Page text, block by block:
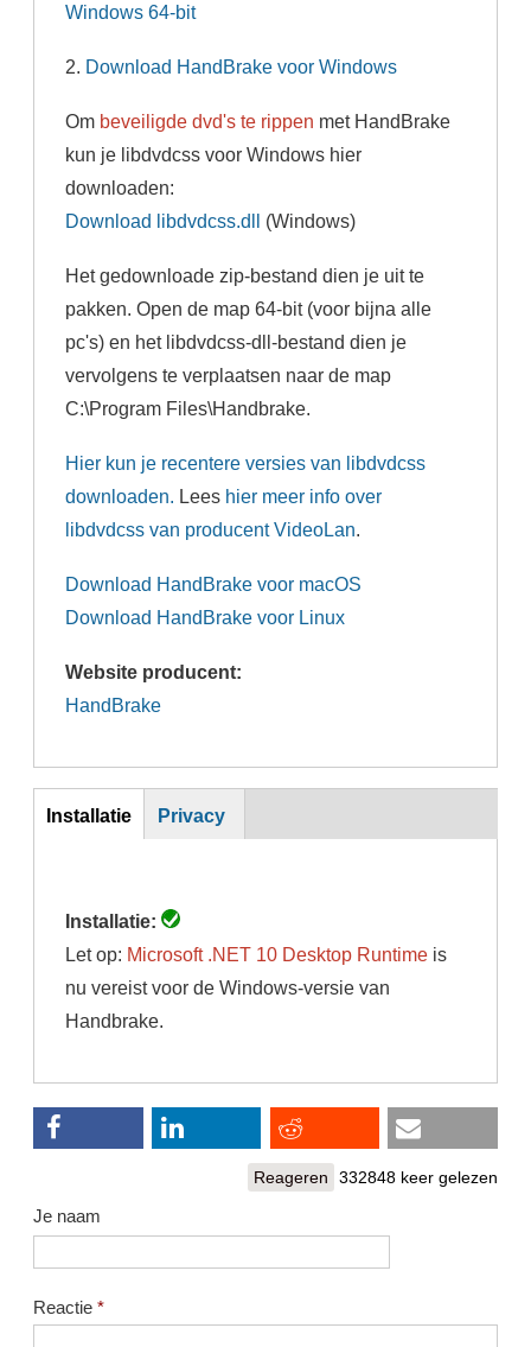
Windows 64-bit
2. Download HandBrake voor Windows
Om beveiligde dvd's te rippen met HandBrake
kun je libdvdcss voor Windows hier
downloaden:
Download libdvdcss.dll (Windows)
Het gedownloade zip-bestand dien je uit te
pakken. Open de map 64-bit (voor bijna alle
pc's) en het libdvdcss-dll-bestand dien je
vervolgens te verplaatsen naar de map
C:\Program Files\Handbrake.
Hier kun je recentere versies van libdvdcss
downloaden. Lees hier meer info over
libdvdcss van producent VideoLan.
Download HandBrake voor macOS
Download HandBrake voor Linux
Website producent:
HandBrake
Inst
Installatie
Privacy
Installatie:
Let op: Microsoft .NET 10 Desktop Runtime is
nu vereist voor de Windows-versie van
Handbrake.
Reageren 332848 keer gelezen
Je naam
Reactie *